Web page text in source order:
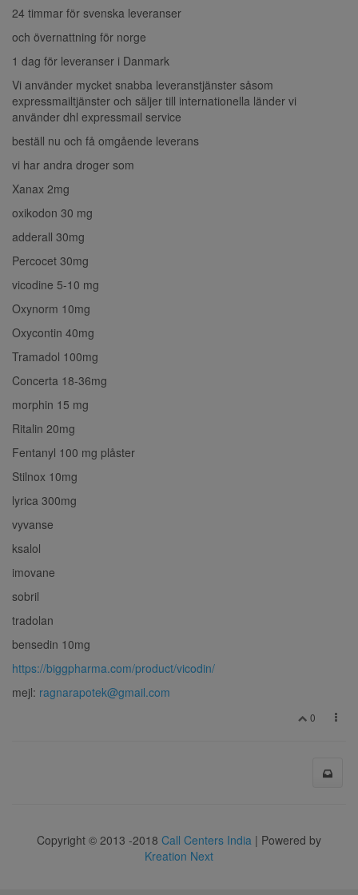
24 timmar för svenska leveranser
och övernattning för norge
1 dag för leveranser i Danmark
Vi använder mycket snabba leveranstjänster såsom
expressmailtjänster och säljer till internationella länder vi
använder dhl expressmail service
beställ nu och få omgående leverans
vi har andra droger som
Xanax 2mg
oxikodon 30 mg
adderall 30mg
Percocet 30mg
vicodine 5-10 mg
Oxynorm 10mg
Oxycontin 40mg
Tramadol 100mg
Concerta 18-36mg
morphin 15 mg
Ritalin 20mg
Fentanyl 100 mg plåster
Stilnox 10mg
lyrica 300mg
vyvanse
ksalol
imovane
sobril
tradolan
bensedin 10mg
https://biggpharma.com/product/vicodin/
mejl: ragnarapotek@gmail.com
0
Copyright © 2013 -2018 Call Centers India | Powered by
Kreation Next